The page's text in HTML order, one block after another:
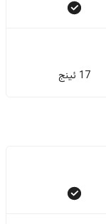
17 ئینج